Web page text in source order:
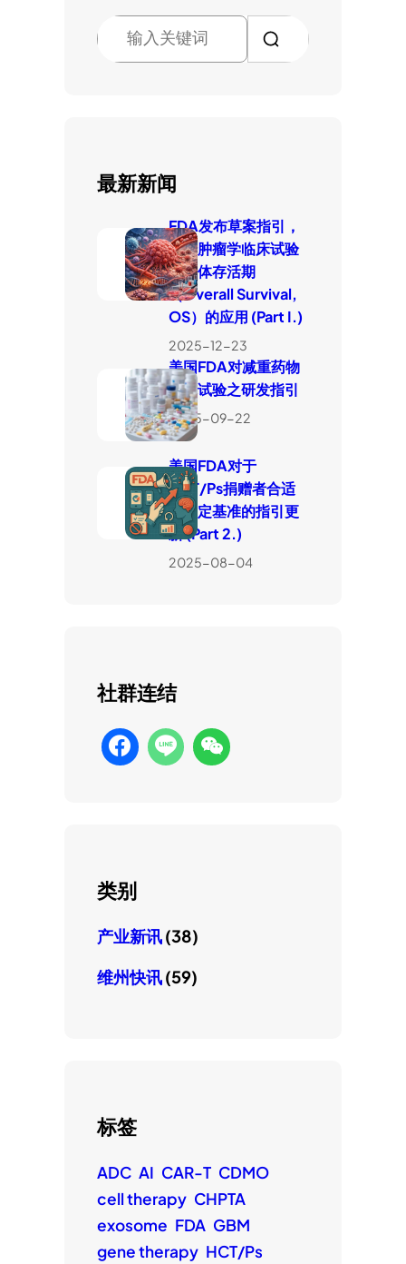
最新新闻
FDA发布草案指引，
厘清肿瘤学临床试验
中整体存活期
（Overall Survival,
OS）的应用 (Part I.)
2025-12-23
美国FDA对减重药物
临床试验之研发指引
2025-09-22
美国FDA对于
HCT/Ps捐赠者合适
性判定基准的指引更
新 (Part 2.)
2025-08-04
社群连结
类别
产业新讯(38)
维州快讯(59)
标签
ADC AI CAR-T CDMO
cell therapy CHPTA
exosome FDA GBM
gene therapy HCT/Ps